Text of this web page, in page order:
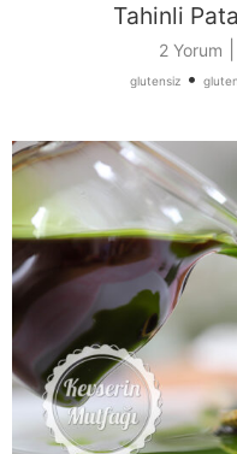
Tahinli
2 Yorum
glutensiz•